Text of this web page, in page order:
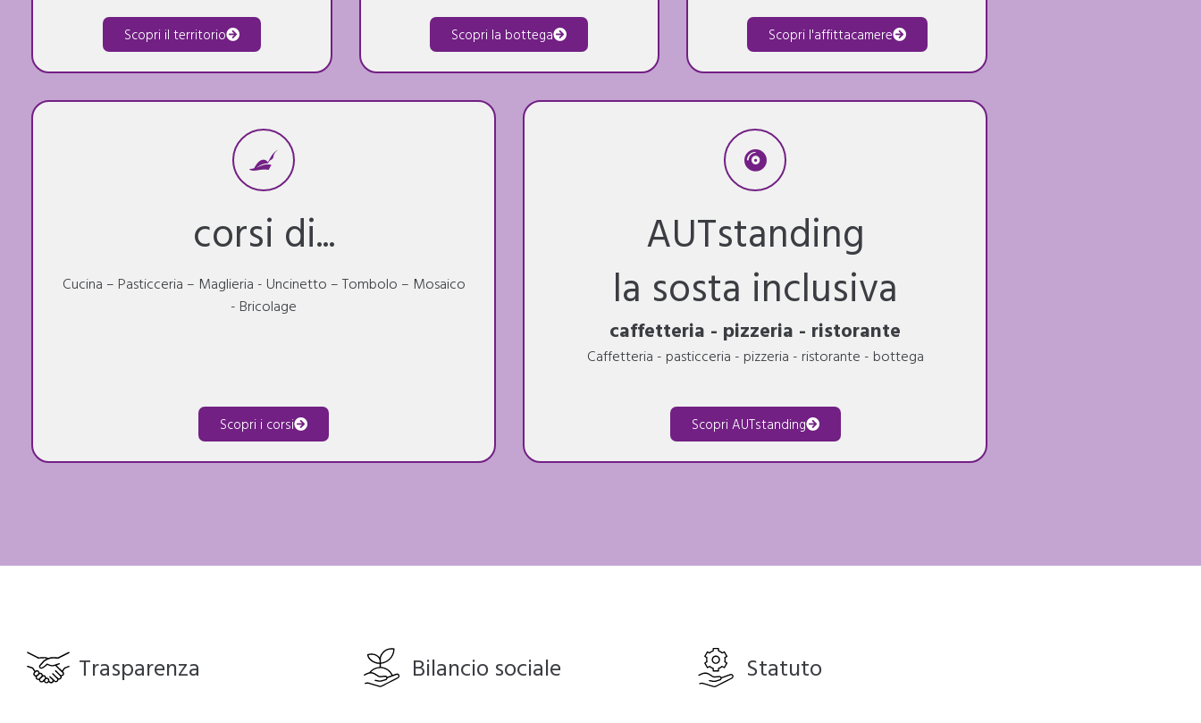
Scopri il territorio Scopri la bottega Scopri l'affittacamere
corsi di...
Cucina – Pasticceria – Maglieria - Uncinetto – Tombolo – Mosaico
- Bricolage
Scopri i corsi
AUTstanding
la sosta inclusiva
caffetteria - pizzeria - ristorante
Caffetteria - pasticceria - pizzeria - ristorante - bottega
Scopri AUTstanding
Trasparenza Bilancio sociale Statuto